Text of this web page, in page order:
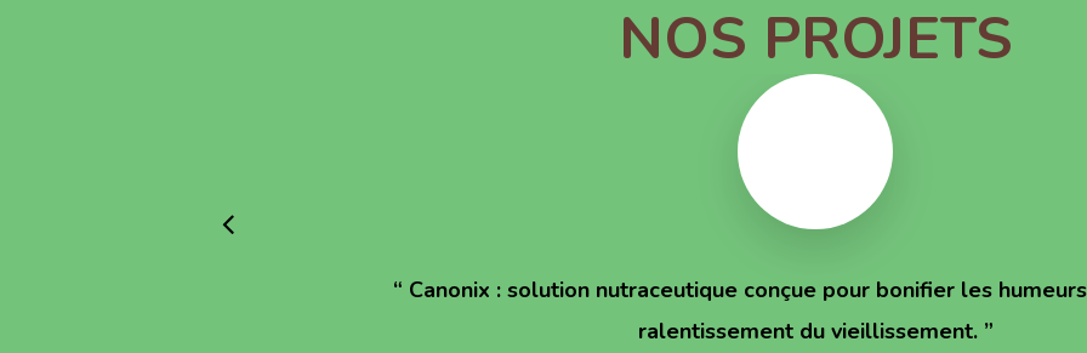
NOS PROJETS
“ Canonix : solution nutraceutique conçue pour bonifier les
ralentissement du vieillissement. ”